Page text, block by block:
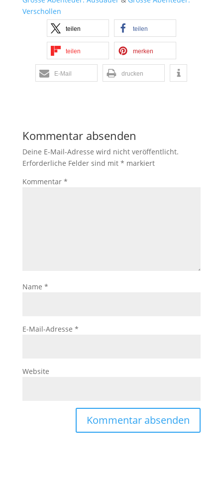
Verschollen
teilen teilen
teilen merken
E-Mail drucken
Kommentar absenden
Deine E-Mail-Adresse wird nicht veröffentlicht.
Erforderliche Felder sind mit * markiert
Kommentar *
Name *
E-Mail-Adresse *
Website